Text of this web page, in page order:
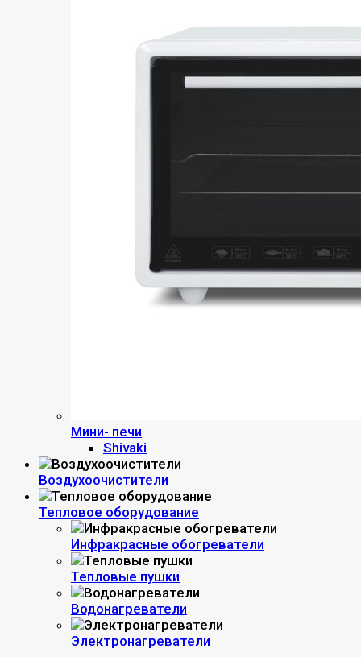
Мини- печи
Shivaki
Воздухоочистители
Тепловое оборудование
Инфракрасные обогреватели
Тепловые пушки
Водонагреватели
Электронагреватели